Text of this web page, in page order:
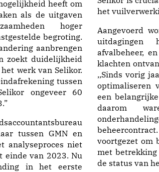
heeft om
als de uitgaven
hoger
begroting.
aanbrengen
zoekt duidelijkheid
werk van Selikor.
tussen
ongeveer 60
tussen GMN en
analyseproces niet
einde van 2023. Nu
in het eerste
het
Aangevoerd
afvalbeheer,
klachten
,,Sinds vorig
optimaliseren
een
daarom
voortgezet om
met
de status van